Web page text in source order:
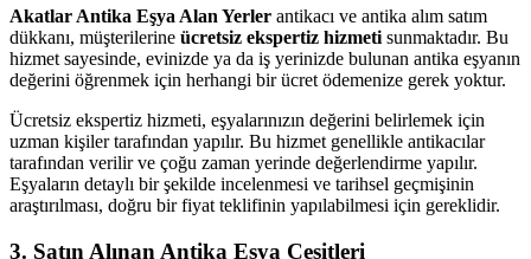
Akatlar Antika Eşya Alan Yerler antikacı ve antika alım satım
dükkanı, müşterilerine ücretsiz ekspertiz hizmetisunmaktadır. Bu
hizmet sayesinde, evinizde ya da iş yerinizde bulunan antika eşyanın
değerini öğrenmek için herhangi bir ücret ödemenize gerek yoktur.
Ücretsiz ekspertiz hizmeti, eşyalarınızın değerini belirlemek için
uzman kişiler tarafından yapılır. Bu hizmet genellikle antikacılar
tarafından verilir ve çoğu zaman yerinde değerlendirme yapılır.
Eşyaların detaylı bir şekilde incelenmesi ve tarihsel geçmişinin
araştırılması, doğru bir fiyat teklifinin yapılabilmesi için gereklidir.
3. Satın Alınan Antika Eşya Çeşitleri